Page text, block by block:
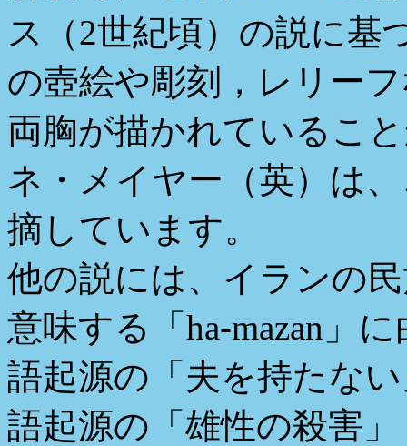
ス（2世紀頃）の説に基
の壺絵や彫刻，レリー
両胸が描かれているこ
ネ・メイヤー（英）は
摘しています。
他の説には、イランの
意味する「ha-mazan」
語起源の「夫を持たな
語起源の「雄性の殺害